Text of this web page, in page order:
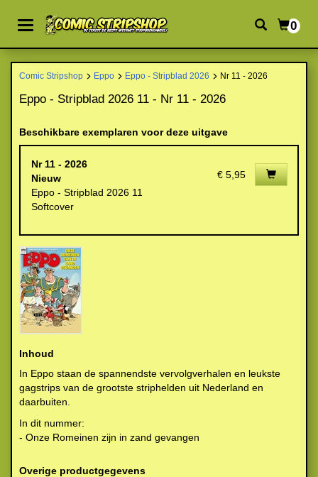
0
Comic Stripshop Eppo Eppo - Stripblad 2026 Nr 11 - 2026
Eppo - Stripblad 2026 11 - Nr 11 - 2026
Beschikbare exemplaren voor deze uitgave
Nr 11 - 2026
Nieuw
Eppo - Stripblad 2026 11
Softcover
€ 5,95
Inhoud
In Eppo staan de spannendste vervolgverhalen en leukste
gagstrips van de grootste striphelden uit Nederland en
daarbuiten.
In dit nummer:
- Onze Romeinen zijn in zand gevangen
Overige productgegevens